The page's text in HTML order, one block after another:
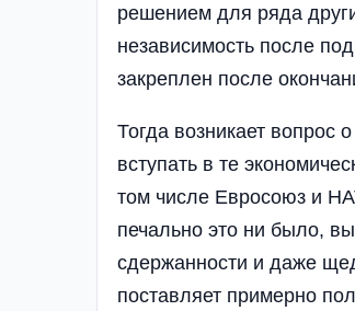
решением для ряда
независимость после
закреплен после
Тогда возникает вопрос
вступать в те
том числе Евросоюз и
печально это ни было,
сдержанности и даже
поставляет примерно